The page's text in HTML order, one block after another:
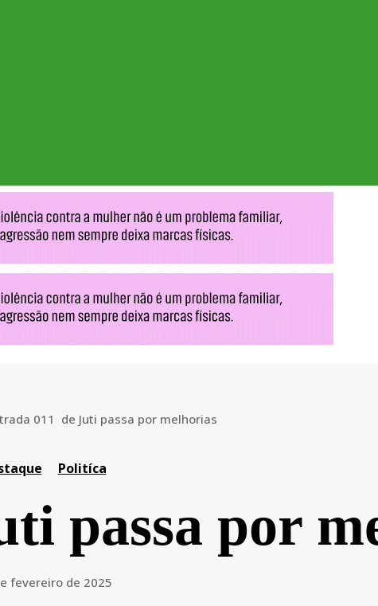
011 de Juti passa por melhorias
Politíca
passa por
fevereiro de 2025